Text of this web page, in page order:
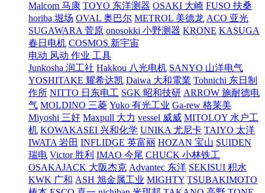
Malcom 马康 TOYO 东洋测器 OSAKI 大崎 FUSO 扶桑
horiba 堀场 OVAL 奥巴尔 METROL 美德龙 ACO 亚光
SUGAWARA 菅原 onosokki 小野测器 KRONE KASUGA
春日电机 COSMOS 新宇宙
电动 风动 作业 工具
Junkosha 润工社 Hakkou 八光电机 SANYO 山洋电气
YOSHITAKE 耀希达凯 Daiwa 大和電業 Tohnichi 东日制
作所 NITTO 日东电工 SGK 昭和技研 ARROW 施耐德电
气 MOLDINO 三菱 Yuko 有光工业 Ga-rew 格莱美
Miyoshi 三好 Maxpull 大力 vessel 威威 MITOLOY 水户工
机 KOWAKASEI 兴和化学 UNIKA 尤尼卡 TAIYO 太洋
IWATA 岩田 INFLIDGE 英富丽 HOZAN 宝山 SUIDEN
瑞电 Victor 胜利 IMAO 今尾 CHUCK 小林铁工
OSAKAJACK 大阪杰克 Advantec 东洋 SEKISUI 积水
KWK 广和 ASH 旭金属工业 MIGHTY TSUBAKIMOTO